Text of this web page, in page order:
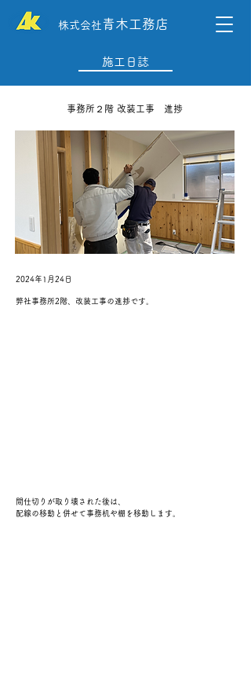
株式会社青木工務店
施工日誌
事務所２階 改装工事 進捗
2024年1月24日
弊社事務所2階、改装工事の進捗です。
間仕切りが取り壊された後は、
配線の移動と併せて事務机や棚を移動します。